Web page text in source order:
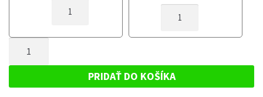
DOJAZDOVÉ
MERCEDES
OD
155/85R18
DOJAZDOVÉ
OD
2022
DOJAZDOVÉ
MERCEDES
PRIDAŤ DO KOŠÍKA